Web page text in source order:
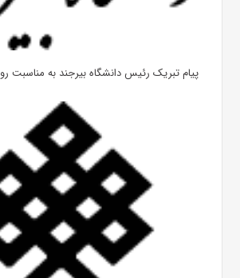
پیام تبریک رئیس دانشگاه بیرجند به مناسبت